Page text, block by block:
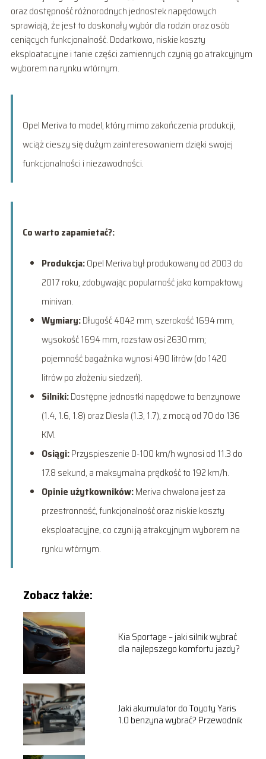
oraz dostępność różnorodnych jednostek napędowych
sprawiają, że jest to doskonały wybór dla rodzin oraz osób
ceniących funkcjonalność. Dodatkowo, niskie koszty
eksploatacyjne i tanie części zamiennych czynią go atrakcyjnym
wyborem na rynku wtórnym.
Opel Meriva to model, który mimo zakończenia produkcji,
wciąż cieszy się dużym zainteresowaniem dzięki swojej
funkcjonalności i niezawodności.
Co warto zapamietać?:
Produkcja:Opel Meriva był produkowany od 2003 do
2017 roku, zdobywając popularność jako kompaktowy
minivan.
Wymiary:Długość 4042 mm, szerokość 1694 mm,
wysokość 1694 mm, rozstaw osi 2630 mm;
pojemność bagażnika wynosi 490 litrów (do 1420
litrów po złożeniu siedzeń).
Silniki:Dostępne jednostki napędowe to benzynowe
(1.4, 1.6, 1.8) oraz Diesla (1.3, 1.7), z mocą od 70 do 136
KM.
Osiągi:Przyspieszenie 0-100 km/h wynosi od 11.3 do
17.8 sekund, a maksymalna prędkość to 192 km/h.
Opinie użytkowników:Meriva chwalona jest za
przestronność, funkcjonalność oraz niskie koszty
eksploatacyjne, co czyni ją atrakcyjnym wyborem na
rynku wtórnym.
Zobacz także:
Kia Sportage – jaki silnik wybrać
dla najlepszego komfortu jazdy?
Jaki akumulator do Toyoty Yaris
1.0 benzyna wybrać? Przewodnik